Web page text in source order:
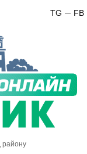
FB
TG
району